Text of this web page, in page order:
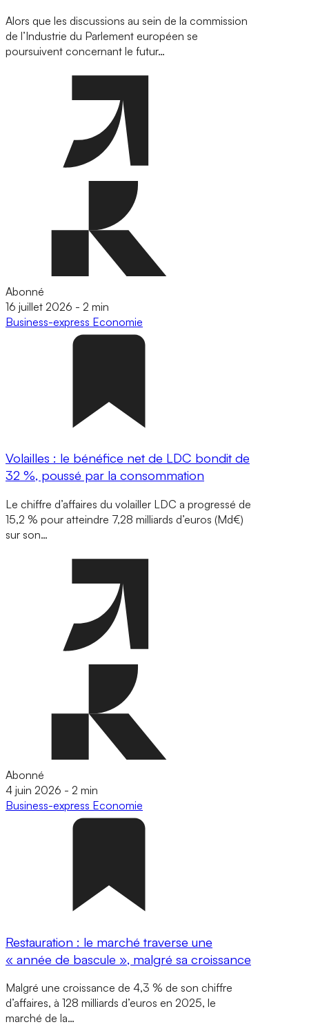
Alors que les discussions au sein de la commission
de l’Industrie du Parlement européen se
poursuivent concernant le futur…
Abonné
16 juillet 2026 - 2 min
Business-express Economie
Volailles : le bénéfice net de LDC bondit de
32 %, poussé par la consommation
Le chiffre d’affaires du volailler LDC a progressé de
15,2 % pour atteindre 7,28 milliards d’euros (Md€)
sur son…
Abonné
4 juin 2026 - 2 min
Business-express Economie
Restauration : le marché traverse une
« année de bascule », malgré sa croissance
Malgré une croissance de 4,3 % de son chiffre
d’affaires, à 128 milliards d’euros en 2025, le
marché de la…